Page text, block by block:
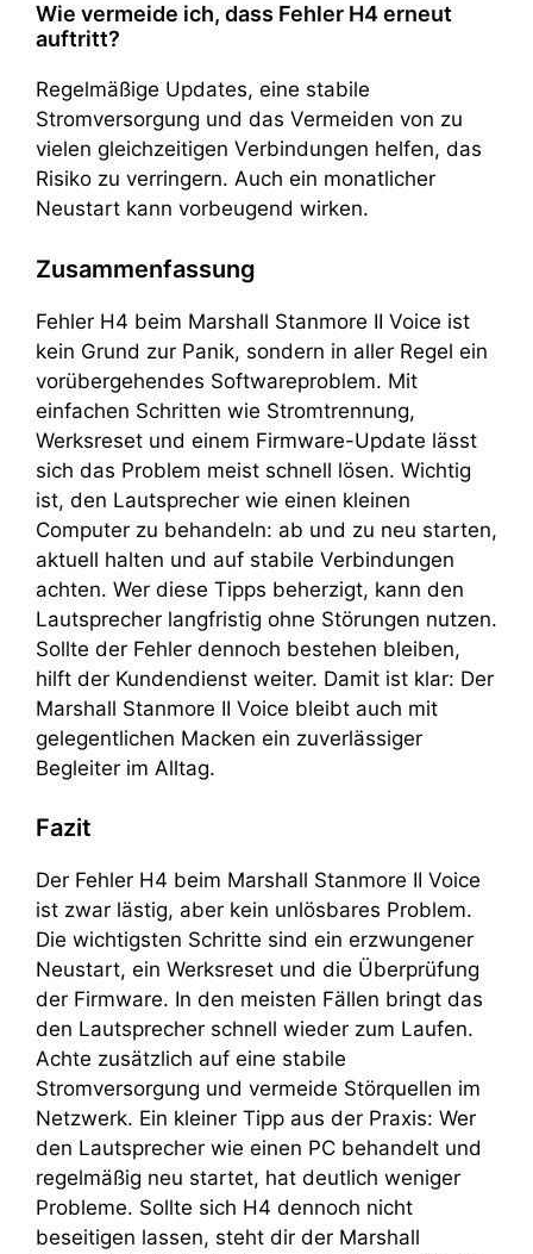
Wie vermeide ich, dass Fehler H4 erneut
auftritt?
Regelmäßige Updates, eine stabile
Stromversorgung und das Vermeiden von zu
vielen gleichzeitigen Verbindungen helfen, das
Risiko zu verringern. Auch ein monatlicher
Neustart kann vorbeugend wirken.
Zusammenfassung
Fehler H4 beim Marshall Stanmore II Voice ist
kein Grund zur Panik, sondern in aller Regel ein
vorübergehendes Softwareproblem. Mit
einfachen Schritten wie Stromtrennung,
Werksreset und einem Firmware-Update lässt
sich das Problem meist schnell lösen. Wichtig
ist, den Lautsprecher wie einen kleinen
Computer zu behandeln: ab und zu neu starten,
aktuell halten und auf stabile Verbindungen
achten. Wer diese Tipps beherzigt, kann den
Lautsprecher langfristig ohne Störungen nutzen.
Sollte der Fehler dennoch bestehen bleiben,
hilft der Kundendienst weiter. Damit ist klar: Der
Marshall Stanmore II Voice bleibt auch mit
gelegentlichen Macken ein zuverlässiger
Begleiter im Alltag.
Fazit
Der Fehler H4 beim Marshall Stanmore II Voice
ist zwar lästig, aber kein unlösbares Problem.
Die wichtigsten Schritte sind ein erzwungener
Neustart, ein Werksreset und die Überprüfung
der Firmware. In den meisten Fällen bringt das
den Lautsprecher schnell wieder zum Laufen.
Achte zusätzlich auf eine stabile
Stromversorgung und vermeide Störquellen im
Netzwerk. Ein kleiner Tipp aus der Praxis: Wer
den Lautsprecher wie einen PC behandelt und
regelmäßig neu startet, hat deutlich weniger
Probleme. Sollte sich H4 dennoch nicht
beseitigen lassen, steht dir der Marshall